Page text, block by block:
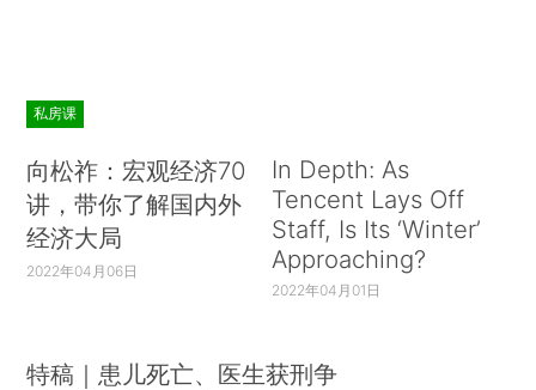
私房课
向松祚：宏观经济70
讲，带你了解国内外
经济大局
2022年04月06日
In Depth: As
Tencent Lays Off
Staff, Is Its ‘Winter’
Approaching?
2022年04月01日
特稿｜患儿死亡、医生获刑争